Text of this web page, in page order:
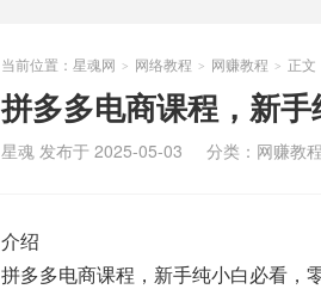
当前位置： 星魂网 > 网络教程 > 网赚教程 > 正文
拼多多电商课程，新
星魂 发布于 2025-05-03 分类： 网赚教程
介绍
拼多多电商课程，新手纯小白必看，